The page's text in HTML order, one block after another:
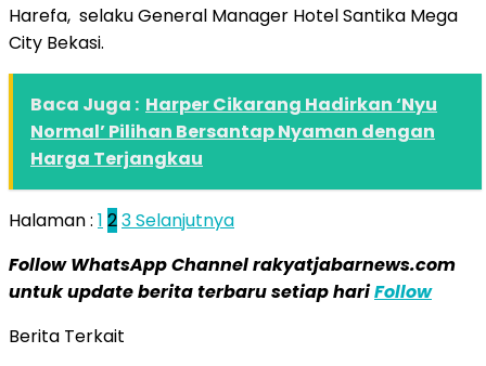
Harefa, selaku General Manager Hotel Santika Mega
City Bekasi.
Baca Juga : Harper Cikarang Hadirkan ‘Nyu
Normal’ Pilihan Bersantap Nyaman dengan
Harga Terjangkau
Halaman : 1 23Selanjutnya
Follow WhatsApp Channel rakyatjabarnews.com
untuk update berita terbaru setiap hariFollow
Berita Terkait